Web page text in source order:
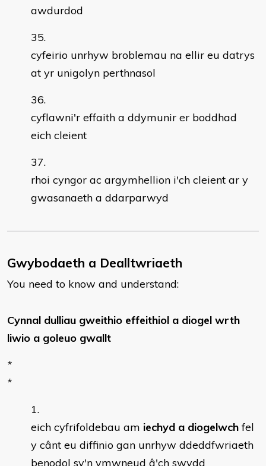
awdurdod
cyfeirio unrhyw broblemau na ellir eu datrys
at yr unigolyn perthnasol
cyflawni'r effaith a ddymunir er boddhad
eich cleient
rhoi cyngor ac argymhellion i'ch cleient ar y
gwasanaeth a ddarparwyd
Gwybodaeth a Dealltwriaeth
You need to know and understand:
Cynnal dulliau gweithio effeithiol a diogel wrth
liwio a goleuo gwallt
*
*
eich cyfrifoldebau am iechyd a diogelwchfel
y cânt eu diffinio gan unrhyw ddeddfwriaeth
benodol sy'n ymwneud â'ch swydd